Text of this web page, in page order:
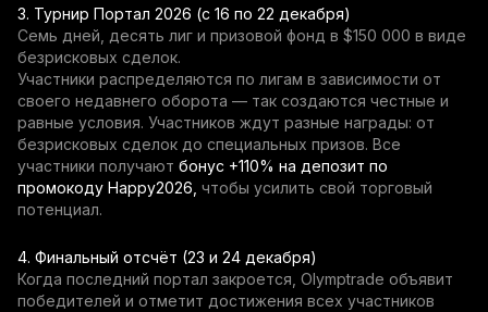
3. Турнир Портал 2026 (с 16 по 22 декабря)
Семь дней, десять лиг и призовой фонд в $150 000 в виде
безрисковых сделок.
Участники распределяются по лигам в зависимости от
своего недавнего оборота — так создаются честные и
равные условия. Участников ждут разные награды: от
безрисковых сделок до специальных призов. Все
участники получают бонус +110% на депозит по
промокоду Happy2026, чтобы усилить свой торговый
потенциал.
4. Финальный отсчёт (23 и 24 декабря)
Когда последний портал закроется, Olymptrade объявит
победителей и отметит достижения всех участников